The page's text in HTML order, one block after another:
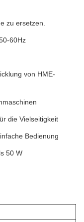
zu ersetzen.
60Hz
von HME-
die Vielseitigkeit
Bedienung
50 W